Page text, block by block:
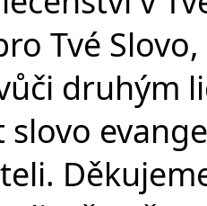
Tvé
druhým